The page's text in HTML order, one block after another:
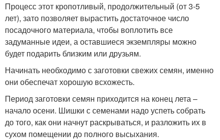
Процесс этот кропотливый, продолжительный (от 3-5
лет), зато позволяет вырастить достаточное число
посадочного материала, чтобы воплотить все
задуманные идеи, а оставшиеся экземпляры можно
будет подарить близким или друзьям.
Начинать необходимо с заготовки свежих семян, именно
они обеспечат хорошую всхожесть.
Период заготовки семян приходится на конец лета –
начало осени. Шишки с семенами надо успеть собрать
до того, как они начнут раскрываться, и разложить их в
сухом помещении до полного высыхания.